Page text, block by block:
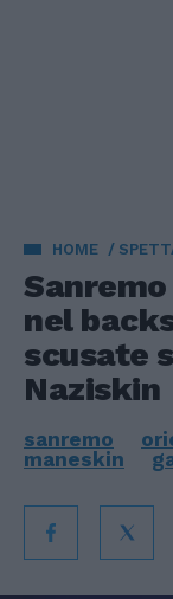
HOME
nel
scusate
Naziskin
sanremo
maneskin